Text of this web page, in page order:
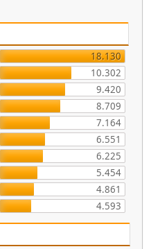
18.130
10.302
9.420
8.709
7.164
6.551
6.225
5.454
4.861
4.593